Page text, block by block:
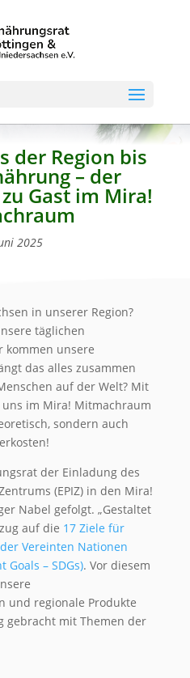
der Region bis
– der
Gast im Mira!
2025
in unserer Region?
täglichen
kommen unsere
das alles zusammen
auf der Welt? Mit
im Mira! Mitmachraum
sondern auch
der Einladung des
(EPIZ) in den Mira!
Nabel gefolgt. „Gestaltet
auf die 17 Ziele für
Vereinten Nationen
Goals – SDGs). Vor diesem
und regionale Produkte
gebracht mit Themen der